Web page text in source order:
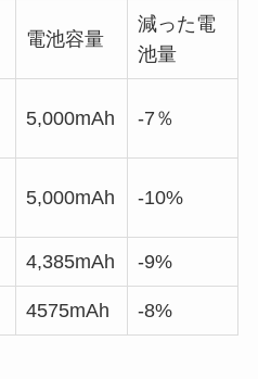
電池容量
減った電
池量
5,000mAh -7％
5,000mAh -10%
4,385mAh -9%
4575mAh -8%